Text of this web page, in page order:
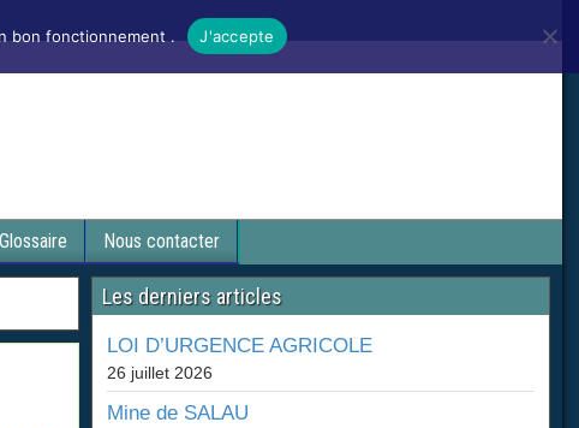
Glossaire Nous contacter
Les derniers articles
LOI D’URGENCE AGRICOLE
26 juillet 2026
Mine de SALAU
bon fonctionnement . J'accepte